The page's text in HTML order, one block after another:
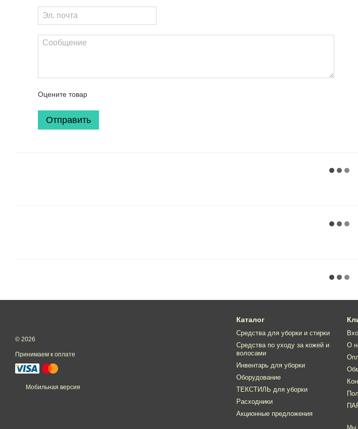
Оцените товар
Отправить
© 2026
Принимаем к оплате
Мобильная версия
Каталог
Средства для уборки и стирки
Средства по уходу за кожей и
волосами
Инвентарь для уборки
Оборудование
ТЕКСТИЛЬ для уборки
Расходники
Акционные предложения
О
Мы